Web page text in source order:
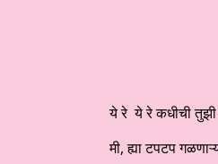
ये रे ये रे कधीची
मी, ह्या टपटप